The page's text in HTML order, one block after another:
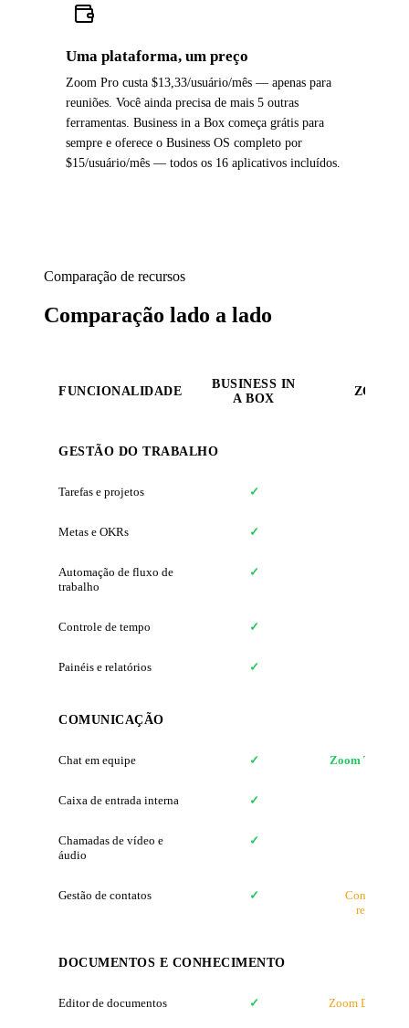
Uma plataforma, um preço
Zoom Pro custa $13,33/usuário/mês — apenas para
reuniões. Você ainda precisa de mais 5 outras
ferramentas. Business in a Box começa grátis para
sempre e oferece o Business OS completo por
$15/usuário/mês — todos os 16 aplicativos incluídos.
Comparação de recursos
Comparação lado a lado
FUNCIONALIDADE
BUSINESS IN
A BOX
ZOOM
GESTÃO DO TRABALHO
Tarefas e projetos ✓
Metas e OKRs ✓
Automação de fluxo de
trabalho
✓
Controle de tempo ✓
Painéis e relatórios ✓
COMUNICAÇÃO
Chat em equipe ✓ Zoom Team
Caixa de entrada interna ✓
Chamadas de vídeo e
áudio
✓
Gestão de contatos ✓
Contatos de
reunião
DOCUMENTOS E CONHECIMENTO
Editor de documentos ✓ Zoom Docs